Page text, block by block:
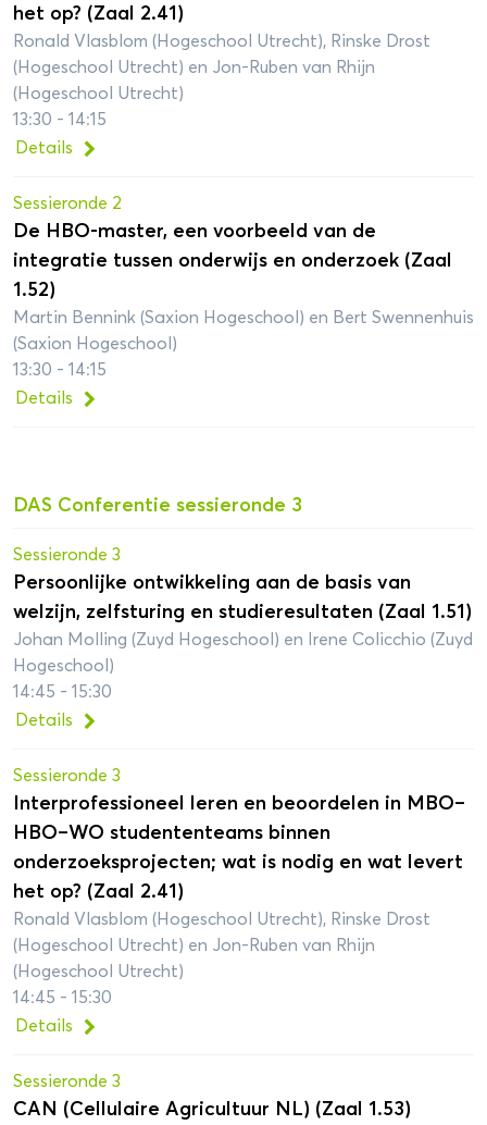
het op? (Zaal 2.41)
Ronald Vlasblom (Hogeschool Utrecht), Rinske Drost
(Hogeschool Utrecht) en Jon-Ruben van Rhijn
(Hogeschool Utrecht)
13:30 - 14:15
Details
Sessieronde 2
De HBO-master, een voorbeeld van de
integratie tussen onderwijs en onderzoek (Zaal
1.52)
Martin Bennink (Saxion Hogeschool) en Bert Swennenhuis
(Saxion Hogeschool)
13:30 - 14:15
Details
DAS Conferentie sessieronde 3
Sessieronde 3
Persoonlijke ontwikkeling aan de basis van
welzijn, zelfsturing en studieresultaten (Zaal 1.51)
Johan Molling (Zuyd Hogeschool) en Irene Colicchio (Zuyd
Hogeschool)
14:45 - 15:30
Details
Sessieronde 3
Interprofessioneel leren en beoordelen in MBO–
HBO–WO studententeams binnen
onderzoeksprojecten; wat is nodig en wat levert
het op? (Zaal 2.41)
Ronald Vlasblom (Hogeschool Utrecht), Rinske Drost
(Hogeschool Utrecht) en Jon-Ruben van Rhijn
(Hogeschool Utrecht)
14:45 - 15:30
Details
Sessieronde 3
CAN (Cellulaire Agricultuur NL) (Zaal 1.53)